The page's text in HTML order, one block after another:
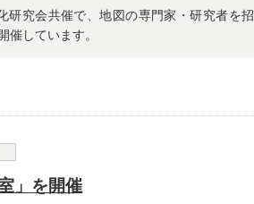
研究会共催で、地図の専門家・研究者を招
催しています。
」を開催